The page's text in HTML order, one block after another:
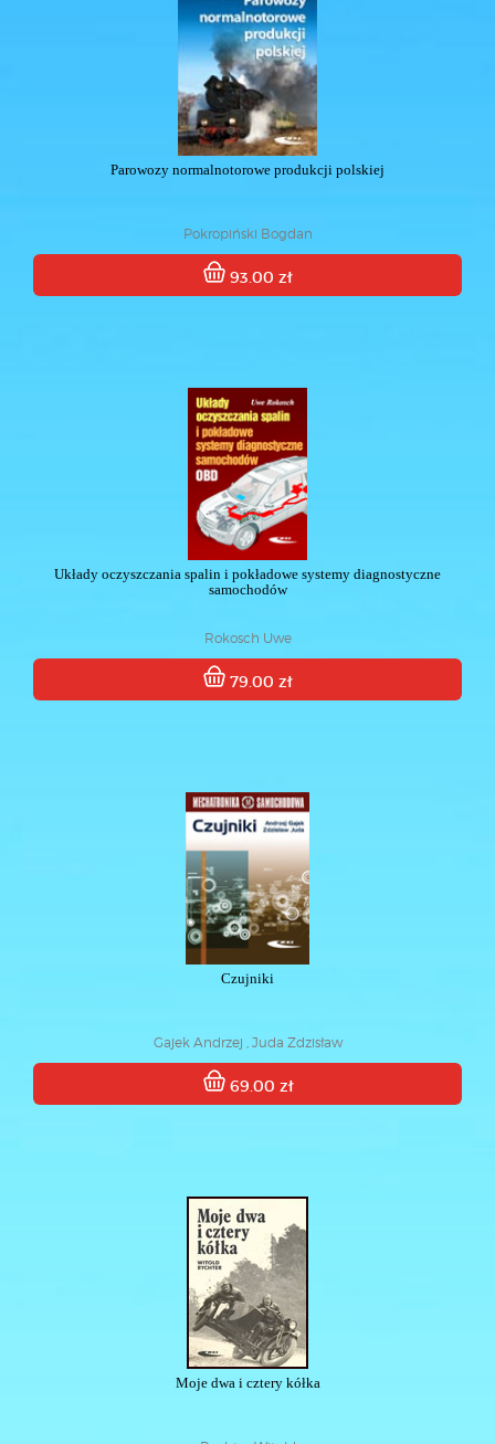
Parowozy normalnotorowe produkcji polskiej
Pokropiński Bogdan
93.00 zł
Układy oczyszczania spalin i pokładowe systemy diagnostyczne
samochodów
Rokosch Uwe
79.00 zł
Czujniki
Gajek Andrzej , Juda Zdzisław
69.00 zł
Moje dwa i cztery kółka